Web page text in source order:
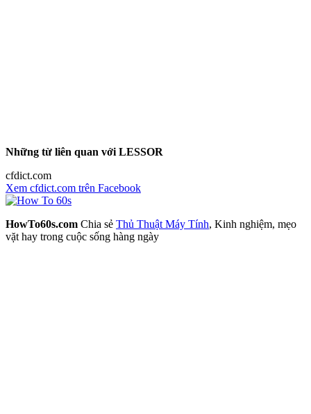
Những từ liên quan với LESSOR
cfdict.com
Xem cfdict.com trên Facebook
HowTo60s.com Chia sẻ Thủ Thuật Máy Tính, Kinh nghiệm, mẹo
vặt hay trong cuộc sống hàng ngày